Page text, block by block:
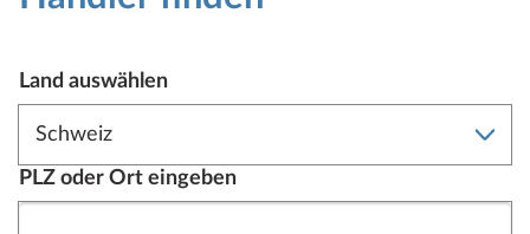
Land auswählen
PLZ oder Ort eingeben